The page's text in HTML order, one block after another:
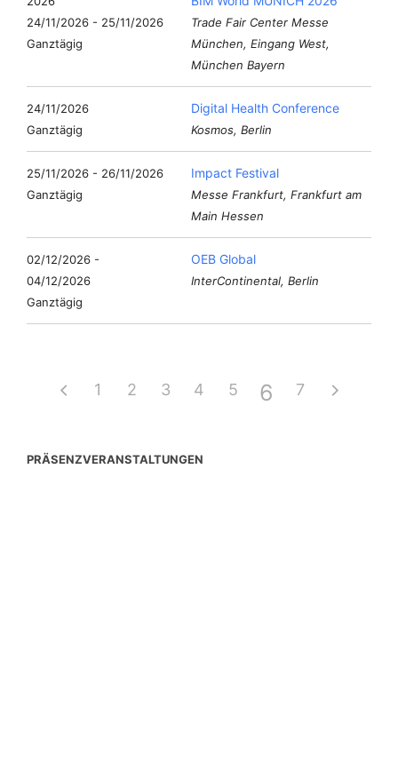
24/11/2026 - 25/11/2026
Ganztägig
Trade Fair Center Messe
München, Eingang West,
München Bayern
24/11/2026
Ganztägig
Digital Health Conference
Kosmos, Berlin
25/11/2026 - 26/11/2026
Ganztägig
Impact Festival
Messe Frankfurt, Frankfurt am
Main Hessen
02/12/2026 -
04/12/2026
Ganztägig
OEB Global
InterContinental, Berlin
1 2 3 4 5 6 7
PRÄSENZVERANSTALTUNGEN